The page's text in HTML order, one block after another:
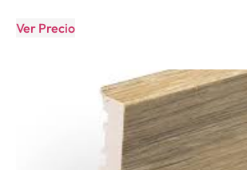
Ver Precio